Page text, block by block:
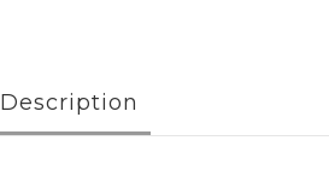
Description